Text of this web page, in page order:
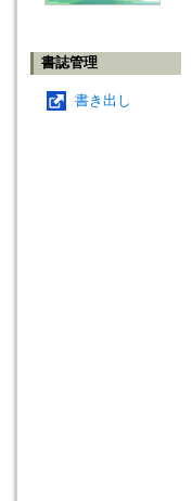
書誌管理
書き出し